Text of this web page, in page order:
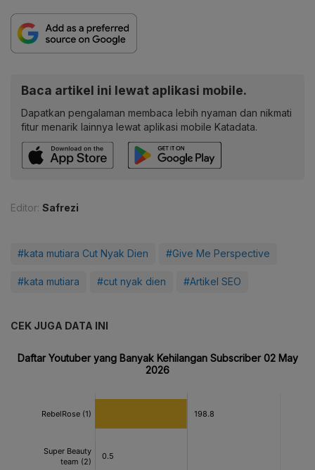
Baca artikel ini lewat aplikasi mobile.
Dapatkan pengalaman membaca lebih nyaman dan nikmati
fitur menarik lainnya lewat aplikasi mobile Katadata.
Editor: Safrezi
#kata mutiara Cut Nyak Dien #Give Me Perspective
#kata mutiara #cut nyak dien #Artikel SEO
CEK JUGA DATA INI